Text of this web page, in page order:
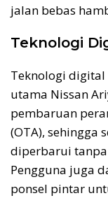
jalan bebas
Teknologi
Teknologi
utama Nissan
pembaruan
(OTA), sehingga
diperbarui tanpa
Pengguna juga
ponsel pintar